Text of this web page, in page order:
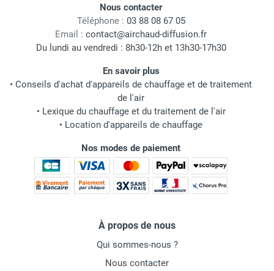
Nous contacter
Téléphone : 03 88 08 67 05
Email : contact@airchaud-diffusion.fr
Du lundi au vendredi : 8h30-12h et 13h30-17h30
En savoir plus
• Conseils d'achat d'appareils de chauffage et de traitement
de l'air
• Lexique du chauffage et du traitement de l'air
• Location d'appareils de chauffage
Nos modes de paiement
À propos de nous
Qui sommes-nous ?
Nous contacter